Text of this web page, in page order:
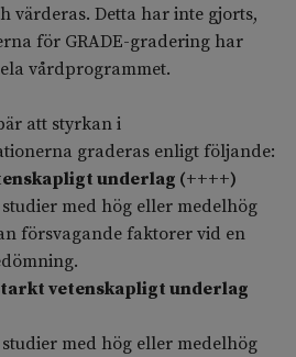
värderas. Detta har inte gjorts,
för GRADE-gradering har
vårdprogrammet.
att styrkan i
graderas enligt följande:
underlag (++++)
med hög eller medelhög
försvagande faktorer vid en
vetenskapligt underlag
med hög eller medelhög